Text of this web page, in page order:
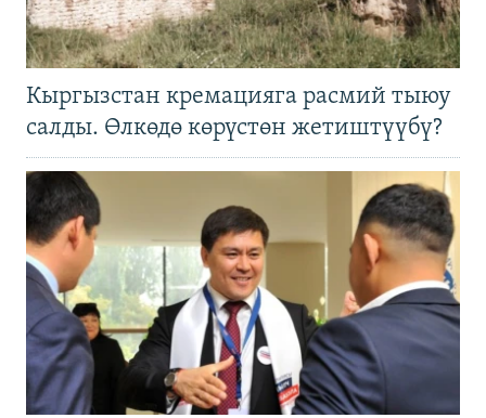
Кыргызстан кремацияга расмий тыюу
салды. Өлкөдө көрүстөн жетиштүүбү?